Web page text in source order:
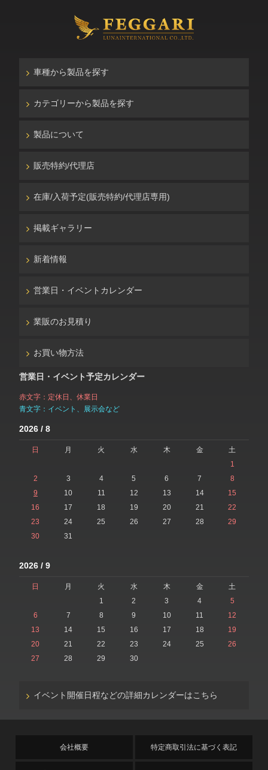
車種から製品を探す
カテゴリーから製品を探す
製品について
販売特約/代理店
在庫/入荷予定(販売特約/代理店専用)
掲載ギャラリー
新着情報
営業日・イベントカレンダー
業販のお見積り
お買い物方法
営業日・イベント予定カレンダー
赤文字：定休日、休業日
青文字：イベント、展示会など
2026 / 8
日 月 火 水 木 金
土
1
2
3 4 5 6 7
8
9
10 11 12 13 14
15
16
17 18 19 20 21
22
23
24 25 26 27 28
29
30
31
2026 / 9
日 月 火 水 木 金
土
1
2 3 4
5
6
7 8 9 10 11
12
13
14 15 16 17 18
19
20
21 22 23 24 25
26
27
28 29 30
イベント開催日程などの詳細カレンダーはこちら
会社概要 特定商取引法に基づく表記